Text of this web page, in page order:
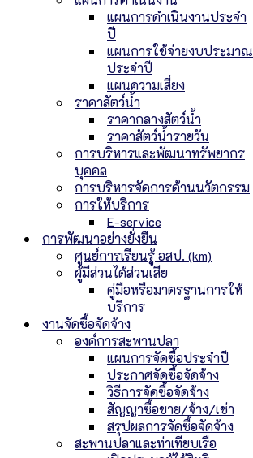
แผนการดำเนินงานประจำ
ปี
แผนการใช้จ่ายงบประมาณ
ประจำปี
แผนความเสี่ยง
ราคาสัตว์น้ำ
ราคากลางสัตว์น้ำ
ราคาสัตว์น้ำรายวัน
การบริหารและพัฒนาทรัพยากร
บุคคล
การบริหารจัดการด้านนวัตกรรม
การให้บริการ
E-service
การพัฒนาอย่างยั่งยืน
ศูนย์การเรียนรู้ อสป. (km)
ผู้มีส่วนได้ส่วนเสีย
คู่มือหรือมาตรฐานการให้
บริการ
งานจัดซื้อจัดจ้าง
องค์การสะพานปลา
แผนการจัดซื้อประจำปี
ประกาศจัดซื้อจัดจ้าง
วิธีการจัดซื้อจัดจ้าง
สัญญาซื้อขาย/จ้าง/เช่า
สรุปผลการจัดซื้อจัดจ้าง
สะพานปลาและท่าเทียบเรือ